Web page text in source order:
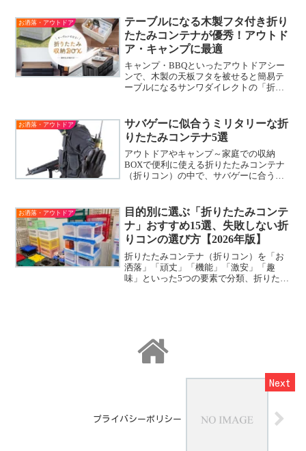
と20Lの２種類
お洒落・アウトドア
テーブルになる木製フタ付き折り
たたみコンテナが優秀！アウトド
ア・キャンプに最適
キャンプ・BBQといったアウトドアシー
ンで、木製の天板フタを被せると簡易テ
ーブルになるサンワダイレクトの「折り
トドアシーンで使い勝手がよいサイズは
55Lタイプがオススメです。
お洒落・アウトドア
サバゲーに似合うミリタリーな折
りたたみコンテナ5選
アウトドアやキャンプ～家庭での収納
BOXで便利に使える折りたたみコンテナ
（折りコン）の中で、サバゲーに合うミ
たプラスチック製の箱なのでサバゲーの
装備品や予備パーツなどの収納・保管・
運搬に便利なアイテム！
お洒落・アウトドア
目的別に選ぶ「折りたたみコンテ
ナ」おすすめ15選、失敗しない折
りコンの選び方【2026年版】
折りたたみコンテナ（折りコン）を「お
洒落」「頑丈」「機能」「激安」「趣
味」といった5つの要素で分類、折りたた
プライバシーポリシー